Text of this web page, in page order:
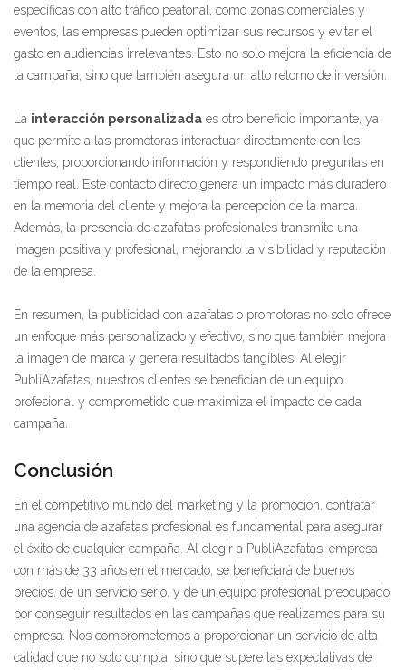
específicas con alto tráfico peatonal, como zonas comerciales y
eventos, las empresas pueden optimizar sus recursos y evitar el
gasto en audiencias irrelevantes. Esto no solo mejora la eficiencia de
la campaña, sino que también asegura un alto retorno de inversión.
La interacción personalizada es otro beneficio importante, ya
que permite a las promotoras interactuar directamente con los
clientes, proporcionando información y respondiendo preguntas en
tiempo real. Este contacto directo genera un impacto más duradero
en la memoria del cliente y mejora la percepción de la marca.
Además, la presencia de azafatas profesionales transmite una
imagen positiva y profesional, mejorando la visibilidad y reputación
de la empresa.
En resumen, la publicidad con azafatas o promotoras no solo ofrece
un enfoque más personalizado y efectivo, sino que también mejora
la imagen de marca y genera resultados tangibles. Al elegir
PubliAzafatas, nuestros clientes se benefician de un equipo
profesional y comprometido que maximiza el impacto de cada
campaña.
Conclusión
En el competitivo mundo del marketing y la promoción, contratar
una agencia de azafatas profesional es fundamental para asegurar
el éxito de cualquier campaña. Al elegir a PubliAzafatas, empresa
con más de 33 años en el mercado, se beneficiará de buenos
precios, de un servicio serio, y de un equipo profesional preocupado
por conseguir resultados en las campañas que realizamos para su
empresa. Nos comprometemos a proporcionar un servicio de alta
calidad que no solo cumpla, sino que supere las expectativas de